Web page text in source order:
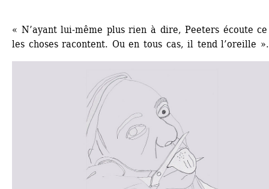
« N’ayant lui-même plus rien à dire, Peeters écoute
les choses racontent. Ou en tous cas, il tend l’oreille ».